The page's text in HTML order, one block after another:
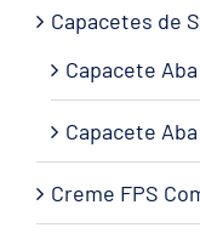
Capacetes de
Capacete
Capacete
Creme FPS